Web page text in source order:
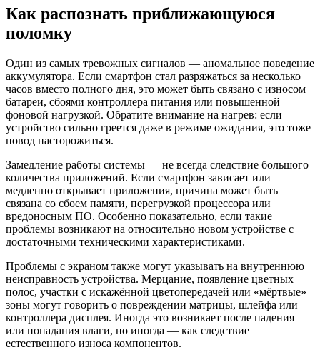
Как распознать приближающуюся
поломку
Один из самых тревожных сигналов — аномальное поведение
аккумулятора. Если смартфон стал разряжаться за несколько
часов вместо полного дня, это может быть связано с износом
батареи, сбоями контроллера питания или повышенной
фоновой нагрузкой. Обратите внимание на нагрев: если
устройство сильно греется даже в режиме ожидания, это тоже
повод насторожиться.
Замедление работы системы — не всегда следствие большого
количества приложений. Если смартфон зависает или
медленно открывает приложения, причина может быть
связана со сбоем памяти, перегрузкой процессора или
вредоносным ПО. Особенно показательно, если такие
проблемы возникают на относительно новом устройстве с
достаточными техническими характеристиками.
Проблемы с экраном также могут указывать на внутреннюю
неисправность устройства. Мерцание, появление цветных
полос, участки с искажённой цветопередачей или «мёртвые»
зоны могут говорить о повреждении матрицы, шлейфа или
контроллера дисплея. Иногда это возникает после падения
или попадания влаги, но иногда — как следствие
естественного износа компонентов.